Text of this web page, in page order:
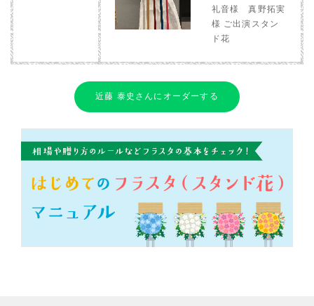
礼音様 真野拓実
様 ご出演スタン
ド花
近藤 泰史さんにオーダーする